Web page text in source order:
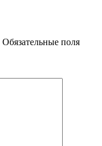
Обязательные поля